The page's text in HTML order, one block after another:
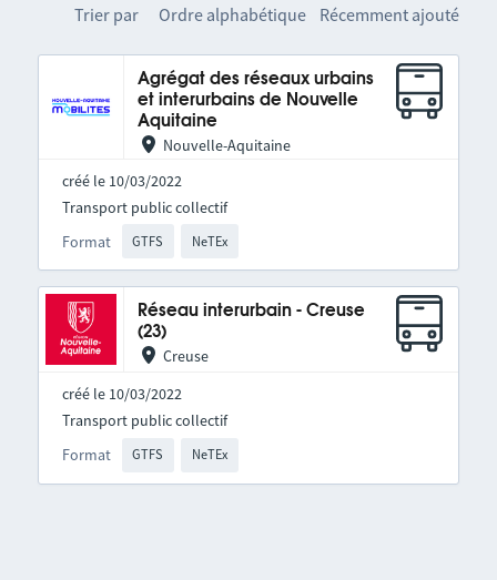
Trier par Ordre alphabétique Récemment ajouté
Agrégat des réseaux urbains
et interurbains de Nouvelle
Aquitaine
Nouvelle-Aquitaine
créé le 10/03/2022
Format GTFS NeTEx
Transport public collectif
Réseau interurbain - Creuse
(23)
Creuse
créé le 10/03/2022
Format GTFS NeTEx
Transport public collectif